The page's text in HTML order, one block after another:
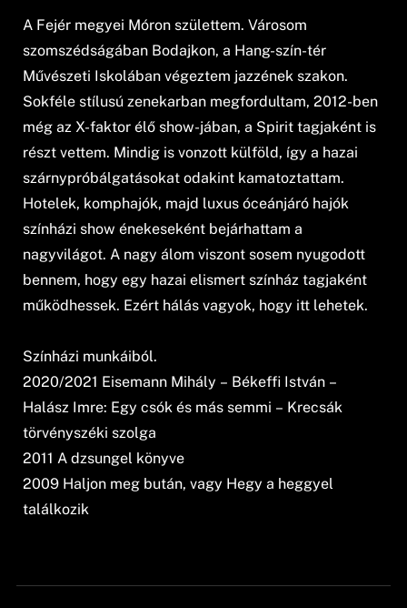
A Fejér megyei Móron születtem. Városom
szomszédságában Bodajkon, a Hang-szín-tér
Művészeti Iskolában végeztem jazzének szakon.
Sokféle stílusú zenekarban megfordultam, 2012-ben
még az X-faktor élő show-jában, a Spirit tagjaként is
részt vettem. Mindig is vonzott külföld, így a hazai
szárnypróbálgatásokat odakint kamatoztattam.
Hotelek, komphajók, majd luxus óceánjáró hajók
színházi show énekeseként bejárhattam a
nagyvilágot. A nagy álom viszont sosem nyugodott
bennem, hogy egy hazai elismert színház tagjaként
működhessek. Ezért hálás vagyok, hogy itt lehetek.
Színházi munkáiból.
2020/2021 Eisemann Mihály – Békeffi István –
Halász Imre: Egy csók és más semmi – Krecsák
törvényszéki szolga
2011 A dzsungel könyve
2009 Haljon meg bután, vagy Hegy a heggyel
találkozik